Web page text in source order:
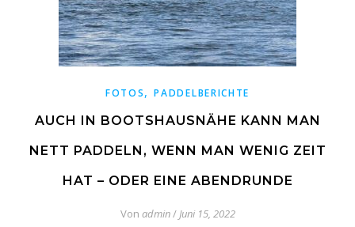
FOTOS,PADDELBERICHTE
AUCH IN BOOTSHAUSNÄHE KANN MAN
NETT PADDELN, WENN MAN WENIG ZEIT
HAT – ODER EINE ABENDRUNDE
Von admin/ Juni 15, 2022